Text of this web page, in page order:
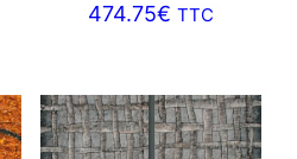
474.75€ TTC